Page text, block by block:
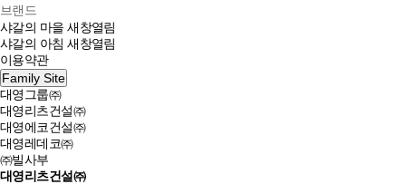
브랜드
샤갈의 마을새창열림
샤갈의 아침새창열림
이용약관
Family Site
대영그룹㈜
대영리츠건설㈜
대영에코건설㈜
대영레데코㈜
㈜빌사부
대영리츠건설㈜